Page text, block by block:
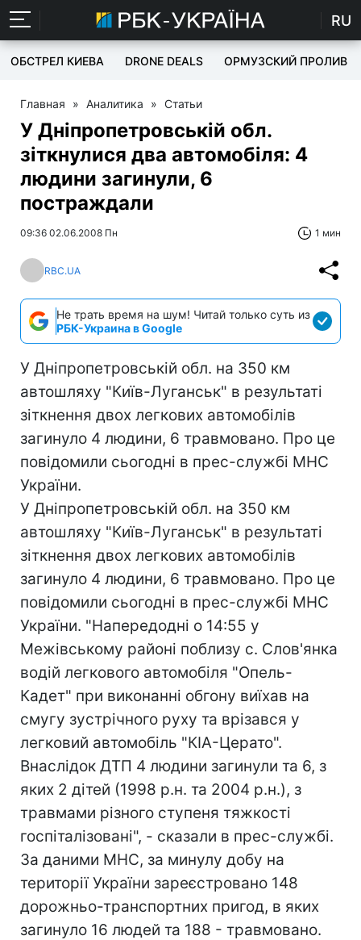
RU
ОБСТРЕЛ КИЕВА DRONE DEALS ОРМУЗСКИЙ ПРОЛИВ
Главная » Аналитика » Статьи
У Дніпропетровській обл.
зіткнулися два автомобіля: 4
людини загинули, 6
постраждали
09:36 02.06.2008 Пн 1 мин
RBC.UA
Не трать время на шум! Читай только суть из
РБК-Украина в Google
У Дніпропетровській обл. на 350 км
автошляху "Київ-Луганськ" в результаті
зіткнення двох легкових автомобілів
загинуло 4 людини, 6 травмовано. Про це
повідомили сьогодні в прес-службі МНС
України.
У Дніпропетровській обл. на 350 км
автошляху "Київ-Луганськ" в результаті
зіткнення двох легкових автомобілів
загинуло 4 людини, 6 травмовано. Про це
повідомили сьогодні в прес-службі МНС
України. "Напередодні о 14:55 у
Межівському районі поблизу с. Слов'янка
водій легкового автомобіля "Опель-
Кадет" при виконанні обгону виїхав на
смугу зустрічного руху та врізався у
легковий автомобіль "КІА-Церато".
Внаслідок ДТП 4 людини загинули та 6, з
яких 2 дітей (1998 р.н. та 2004 р.н.), з
травмами різного ступеня тяжкості
госпіталізовані", - сказали в прес-службі.
За даними МНС, за минулу добу на
території України зареєстровано 148
дорожньо-транспортних пригод, в яких
загинуло 16 людей та 188 - травмовано.